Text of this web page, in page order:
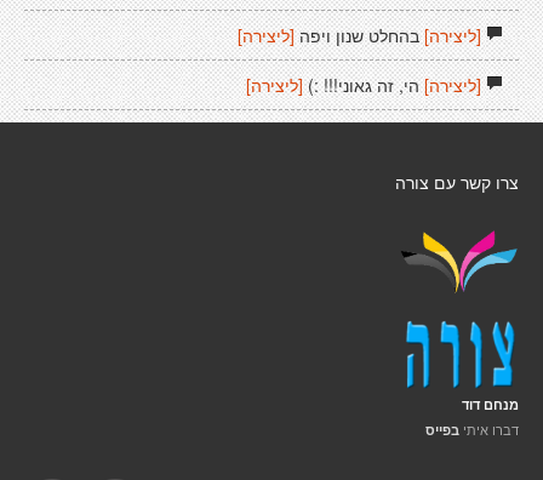
[ליצירה]בהחלט שנון ויפה[ליצירה]
[ליצירה]הי, זה גאוני!!! :) [ליצירה]
צרו קשר עם צורה
מנחם דוד
דברו איתי בפייס